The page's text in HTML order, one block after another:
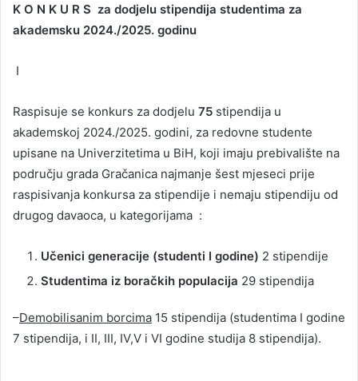
K O N K U R S za dodjelu stipendija studentima za
akademsku 2024./2025. godinu
I
Raspisuje se konkurs za dodjelu 75 stipendija u
akademskoj 2024./2025. godini, za redovne studente
upisane na Univerzitetima u BiH, koji imaju prebivalište na
području grada Gračanica najmanje šest mjeseci prije
raspisivanja konkursa za stipendije i nemaju stipendiju od
drugog davaoca, u kategorijama :
Učenici generacije (studenti I godine) 2 stipendije
Studentima iz boračkih populacija 29 stipendija
–Demobilisanim borcima 15 stipendija (studentima I godine
7 stipendija, i II, III, IV,V i VI godine studija 8 stipendija).